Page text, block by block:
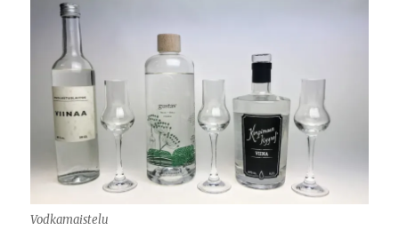
Vodkamaistelu